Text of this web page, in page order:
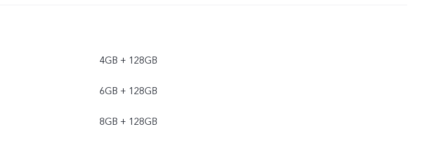
4GB + 128GB
6GB + 128GB
8GB + 128GB